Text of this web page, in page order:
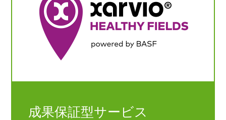
成果保証型サービス